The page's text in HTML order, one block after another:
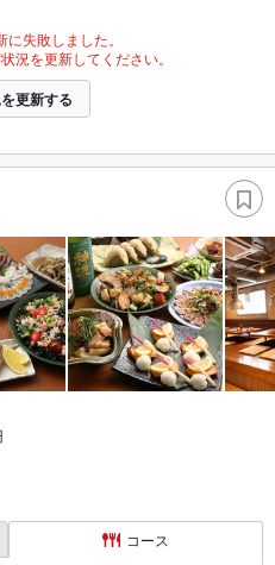
失敗しました。
況を更新してください。
更新する
コース